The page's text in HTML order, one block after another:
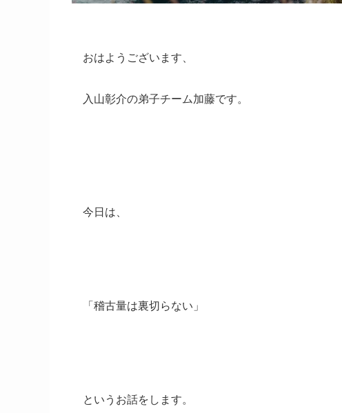
おはようございます、
入山彰介の弟子チーム加藤です。
今日は、
「稽古量は裏切らない」
というお話をします。